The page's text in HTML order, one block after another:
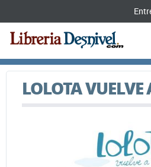
LOLOTA VUELVE